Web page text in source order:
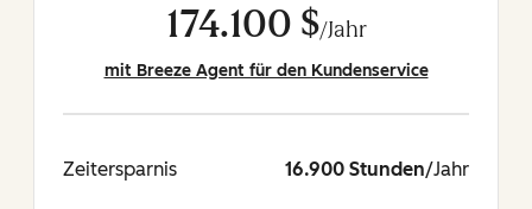
174.100 $/Jahr
mit Breeze Agent für den Kundenservice
Zeitersparnis 16.900 Stunden/Jahr